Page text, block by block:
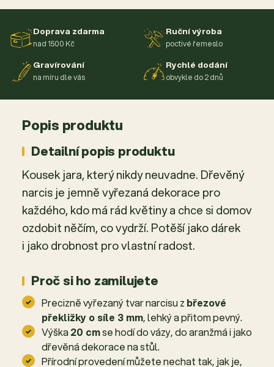
Doprava zdarma
nad 1500 Kč
Ruční výroba
poctivé řemeslo
Gravírování
na míru dle vás
Rychlé dodání
obvykle do 2 dnů
Popis produktu
Detailní popis produktu
Kousek jara, který nikdy neuvadne. Dřevěný
narcis je jemně vyřezaná dekorace pro
každého, kdo má rád květiny a chce si domov
ozdobit něčím, co vydrží. Potěší jako dárek
i jako drobnost pro vlastní radost.
Proč si ho zamilujete
Precizně vyřezaný tvar narcisu z březové
překližky o síle 3 mm, lehký a přitom pevný.
Výška20 cmse hodí do vázy, do aranžmá i jako
dřevěná dekorace na stůl.
Přírodní provedení můžete nechat tak, jak je,